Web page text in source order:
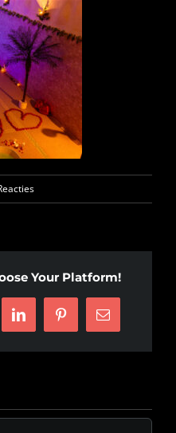
Your Platform!
LinkedInPinterest
E-
mail